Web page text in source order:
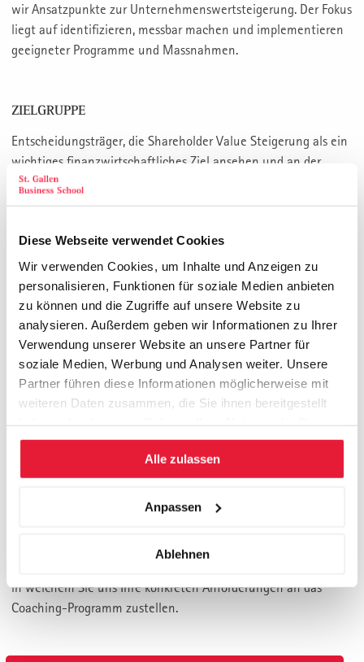
Diese Webseite verwendet Cookies
Wir verwenden Cookies, um Inhalte und Anzeigen zu
personalisieren, Funktionen für soziale Medien anbieten
zu können und die Zugriffe auf unsere Website zu
analysieren. Außerdem geben wir Informationen zu Ihrer
Verwendung unserer Website an unsere Partner für
soziale Medien, Werbung und Analysen weiter. Unsere
Partner führen diese Informationen möglicherweise mit
weiteren Daten zusammen, die Sie ihnen bereitgestellt
gesammelt haben.
Alle zulassen
Anpassen
Ablehnen
wir Ansatzpunkte zur Unternehmenswertsteigerung. Der Fokus
liegt auf identifizieren, messbar machen und implementieren
geeigneter Programme und Massnahmen.
ZIELGRUPPE
Entscheidungsträger, die Shareholder Value Steigerung als ein
wichtiges finanzwirtschaftliches Ziel ansehen und an der
Wertsteigerung des Unternehmens einen Beitrag leisten
wollen.
THEMEN
Kapitalmärkte, CAPM & Co. – die Grundlagen der
Wertorientierung
Definition und Implementierung wertorientierter
Kennzahlen, z.B. Wertbeitrag („Value Added“) etc.
Identifikation von Werttreibern zur
Unternehmenswertsteigerung
Kapitalkosten verstehen und zielgerichtet beeinflussen
Umsetzen der Wertorientierung durch konsequentes
Herunterbrechen der Wertorientierung auf
in welchem Sie uns Ihre konkreten Anforderungen an das
Coaching-Programm zustellen.